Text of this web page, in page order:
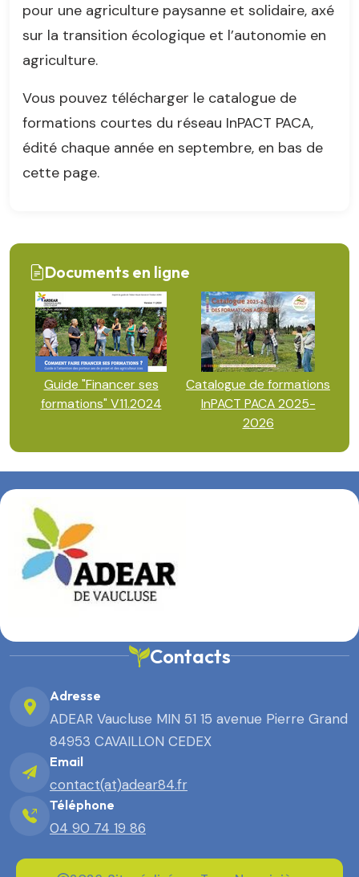
pour une agriculture paysanne et solidaire, axé
sur la transition écologique et l’autonomie en
agriculture.
Vous pouvez télécharger le catalogue de
formations courtes du réseau InPACT PACA,
édité chaque année en septembre, en bas de
cette page.
Documents en ligne
Guide "Financer ses
formations" V11.2024
Catalogue de formations
InPACT PACA 2025-
2026
Contacts
Adresse
ADEAR Vaucluse MIN 51 15 avenue Pierre Grand
84953 CAVAILLON CEDEX
Email
contact(at)adear84.fr
Téléphone
04 90 74 19 86